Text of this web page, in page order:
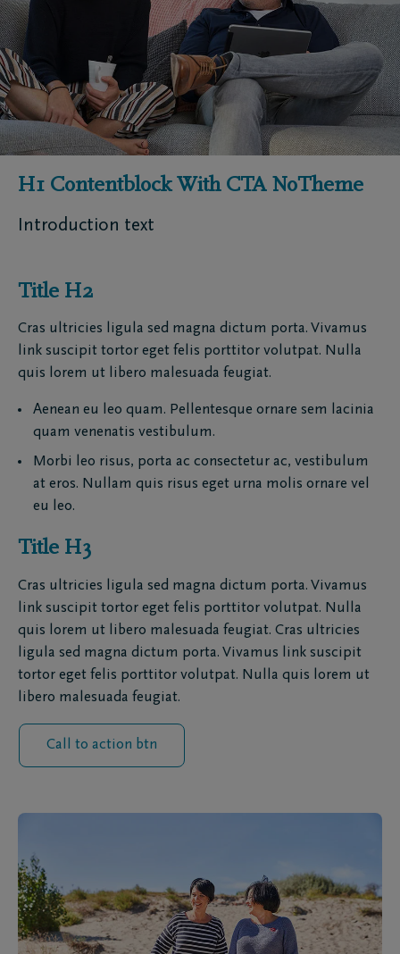
H1 Contentblock With CTA NoTheme
Introduction text
Title H2
Cras ultricies ligula sed magna dictum porta. Vivamus
link suscipit tortor eget felis porttitor volutpat. Nulla
quis lorem ut libero malesuada feugiat.
Aenean eu leo quam. Pellentesque ornare sem lacinia
quam venenatis vestibulum.
Morbi leo risus, porta ac consectetur ac, vestibulum
at eros. Nullam quis risus eget urna molis ornare vel
eu leo.
Title H3
Cras ultricies ligula sed magna dictum porta. Vivamus
link suscipit tortor eget felis porttitor volutpat. Nulla
quis lorem ut libero malesuada feugiat. Cras ultricies
ligula sed magna dictum porta. Vivamus link suscipit
tortor eget felis porttitor volutpat. Nulla quis lorem ut
libero malesuada feugiat.
Call to action btn